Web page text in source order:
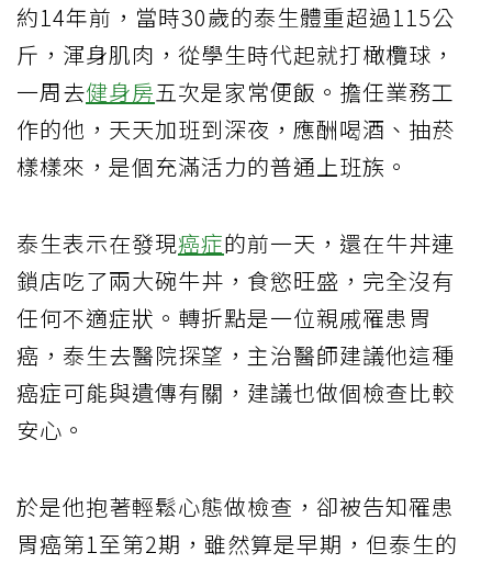
約14年前，當時30歲的泰生體重超過115公
斤，渾身肌肉，從學生時代起就打橄欖球，
一周去健身房五次是家常便飯。擔任業務工
作的他，天天加班到深夜，應酬喝酒、抽菸
樣樣來，是個充滿活力的普通上班族。
泰生表示在發現癌症的前一天，還在牛丼連
鎖店吃了兩大碗牛丼，食慾旺盛，完全沒有
任何不適症狀。轉折點是一位親戚罹患胃
癌，泰生去醫院探望，主治醫師建議他這種
癌症可能與遺傳有關，建議也做個檢查比較
安心。
於是他抱著輕鬆心態做檢查，卻被告知罹患
胃癌第1至第2期，雖然算是早期，但泰生的